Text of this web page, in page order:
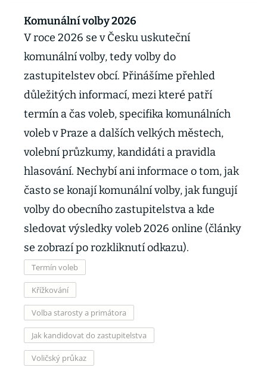
Komunální volby 2026
V roce 2026 se v Česku uskuteční
komunální volby, tedy volby do
zastupitelstev obcí. Přinášíme přehled
důležitých informací, mezi které patří
termín a čas voleb, specifika komunálních
voleb v Praze a dalších velkých městech,
volební průzkumy, kandidáti a pravidla
hlasování. Nechybí ani informace o tom, jak
často se konají komunální volby, jak fungují
volby do obecního zastupitelstva a kde
sledovat výsledky voleb 2026 online (články
se zobrazí po rozkliknutí odkazu).
Termín voleb
Křížkování
Volba starosty a primátora
Jak kandidovat do zastupitelstva
Voličský průkaz